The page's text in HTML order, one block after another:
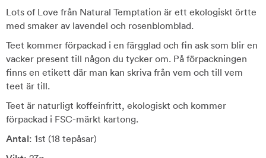
Lots of Love från Natural Temptation är ett ekologiskt örtte
med smaker av lavendel och rosenblomblad.
Teet kommer förpackad i en färgglad och fin ask som blir en
vacker present till någon du tycker om. På förpackningen
finns en etikett där man kan skriva från vem och till vem
teet är till.
Teet är naturligt koffeinfritt, ekologiskt och kommer
förpackad i FSC-märkt kartong.
Antal: 1st (18 tepåsar)